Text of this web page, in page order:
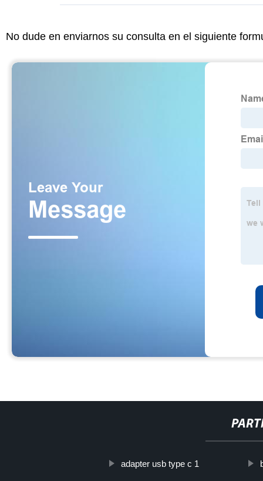
No dude en enviarnos su consulta en el siguiente
adapter usb type c 1